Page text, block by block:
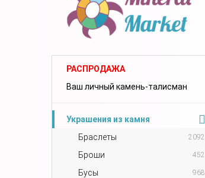
РАСПРОДАЖА
Ваш личный камень-талисман
Украшения из камня
Браслеты
2092
Броши 452
Бусы 968